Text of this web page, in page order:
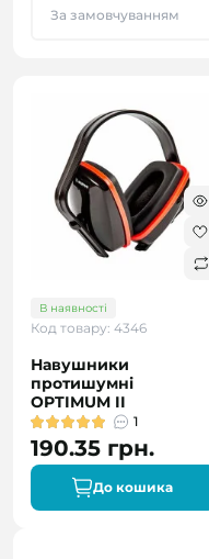
В наявності
Код товару: 4346
Навушники
протишумні
OPTIMUM II
1
190.35 грн.
До кошика